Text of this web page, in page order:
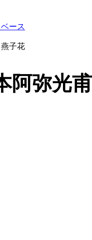
ース
子花
阿弥光